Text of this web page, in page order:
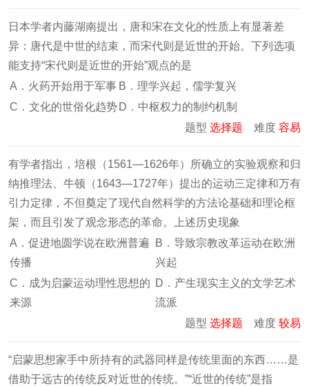
日本学者内藤湖南提出，唐和宋在文化的性质上有显著差
异：唐代是中世的结束，而宋代则是近世的开始。下列选项
能支持“宋代则是近世的开始”观点的是
A．火药开始用于军事 B．理学兴起，儒学复兴
C．文化的世俗化趋势 D．中枢权力的制约机制
题型 选择题 难度 容易
有学者指出，培根（1561—1626年）所确立的实验观察和归
纳推理法、牛顿（1643—1727年）提出的运动三定律和万有
引力定律，不但奠定了现代自然科学的方法论基础和理论框
架，而且引发了观念形态的革命。上述历史现象
A．促进地圆学说在欧洲普遍
传播
B．导致宗教改革运动在欧洲
兴起
C．成为启蒙运动理性思想的
来源
D．产生现实主义的文学艺术
流派
题型 选择题 难度 较易
“启蒙思想家手中所持有的武器同样是传统里面的东西……是
借助于远古的传统反对近世的传统。”“近世的传统”是指